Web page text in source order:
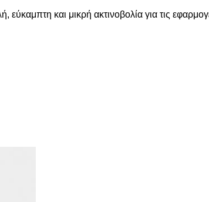
και μικρή ακτινοβολία για τις